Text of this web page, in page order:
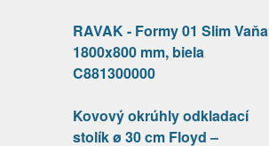
RAVAK - Formy 01 Slim Vaňa
1800x800 mm, biela
C881300000
Kovový okrúhly odkladací
stolík ø 30 cm Floyd –